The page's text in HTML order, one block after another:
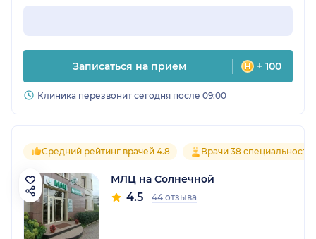
Записаться на прием + 100
Клиника перезвонит сегодня после 09:00
Средний рейтинг врачей 4.8 Врачи 38
МЛЦ на Солнечной
4.5 44 отзыва